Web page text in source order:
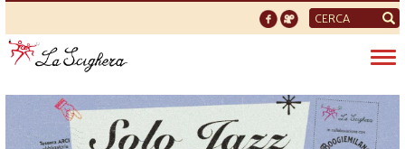
Form
di
ricerca